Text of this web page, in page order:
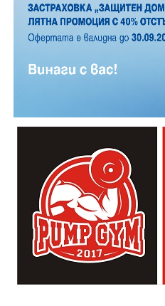
От 6 август хартиеният
транспорт в Габрово става
на хартиените билети в
валидират превозни